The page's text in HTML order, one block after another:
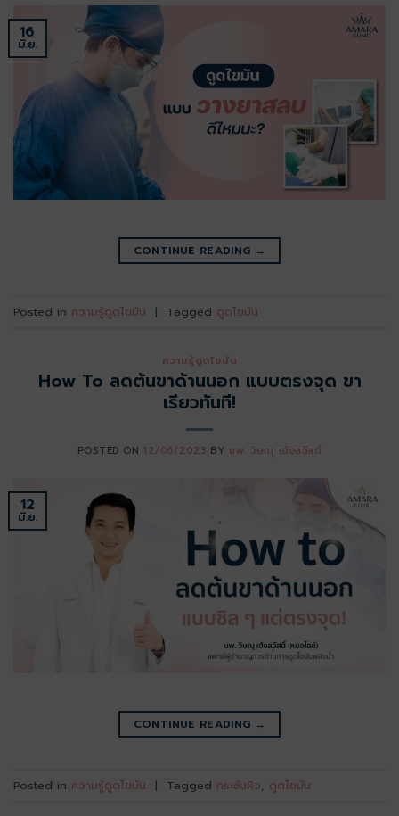
16
มิ.ย.
CONTINUE READING →
Posted in ความรู้ดูดไขมัน | Tagged ดูดไขมัน
ความรู้ดูดไขมัน
How To ลดต้นขาด้านนอก แบบตรงจุด ขา
เรียวทันที!
POSTED ON 12/06/2023 BY นพ. วิษณุ เฮ้งสวัสดิ์
12
มิ.ย.
CONTINUE READING →
Posted in ความรู้ดูดไขมัน | Tagged กระชับผิว ดูดไขมัน